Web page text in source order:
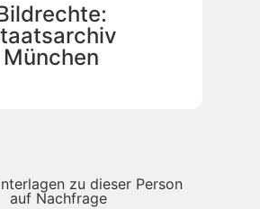
München
zu dieser Person
auf Nachfrage